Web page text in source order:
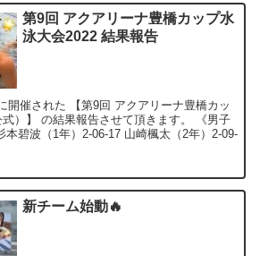
第9回 アクアリーナ豊橋カップ水
泳大会2022 結果報告
開催された 【第9回 アクアリーナ豊橋カッ
）】 の結果報告させて頂きます。 《男子
本碧波（1年）2-06-17 山崎楓太（2年）2-09-
新チーム始動🔥